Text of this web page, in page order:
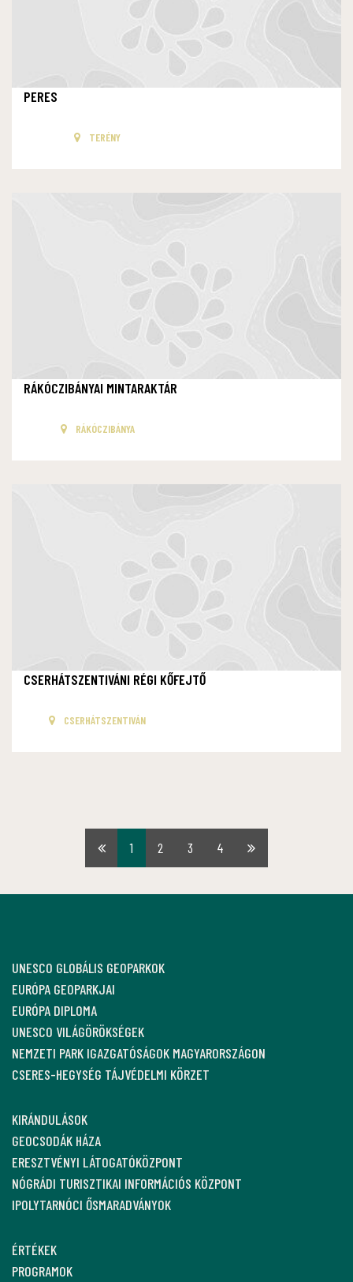
PERES
TERÉNY
RÁKÓCZIBÁNYAI MINTARAKTÁR
RÁKÓCZIBÁNYA
CSERHÁTSZENTIVÁNI RÉGI KŐFEJTŐ
CSERHÁTSZENTIVÁN
Első1 2 3 4
Utolsó
UNESCO GLOBÁLIS GEOPARKOK
EURÓPA GEOPARKJAI
EURÓPA DIPLOMA
UNESCO VILÁGÖRÖKSÉGEK
NEMZETI PARK IGAZGATÓSÁGOK MAGYARORSZÁGON
CSERES-HEGYSÉG TÁJVÉDELMI KÖRZET
KIRÁNDULÁSOK
GEOCSODÁK HÁZA
ERESZTVÉNYI LÁTOGATÓKÖZPONT
NÓGRÁDI TURISZTIKAI INFORMÁCIÓS KÖZPONT
IPOLYTARNÓCI ŐSMARADVÁNYOK
ÉRTÉKEK
PROGRAMOK